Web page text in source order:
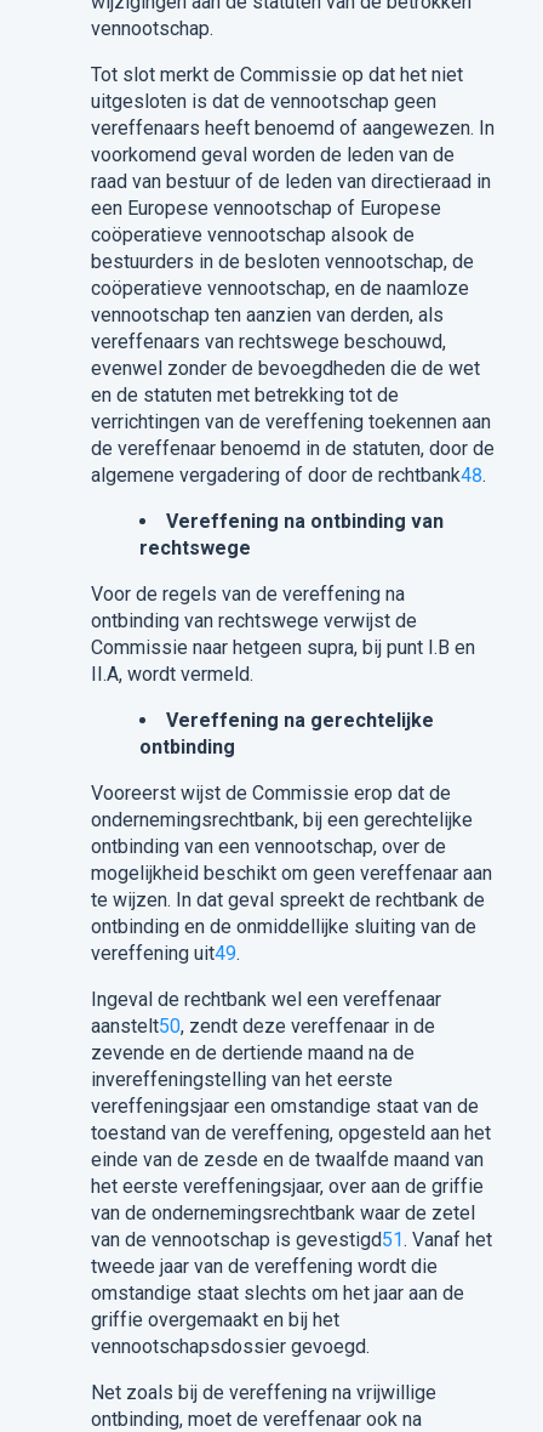
vennootschap.
Tot slot merkt de Commissie op dat het niet
uitgesloten is dat de vennootschap geen
vereffenaars heeft benoemd of aangewezen. In
voorkomend geval worden de leden van de
raad van bestuur of de leden van directieraad in
een Europese vennootschap of Europese
coöperatieve vennootschap alsook de
bestuurders in de besloten vennootschap, de
coöperatieve vennootschap, en de naamloze
vennootschap ten aanzien van derden, als
vereffenaars van rechtswege beschouwd,
evenwel zonder de bevoegdheden die de wet
en de statuten met betrekking tot de
verrichtingen van de vereffening toekennen aan
de vereffenaar benoemd in de statuten, door de
algemene vergadering of door de rechtbank48.
Vereffening na ontbinding van
rechtswege
Voor de regels van de vereffening na
ontbinding van rechtswege verwijst de
Commissie naar hetgeen supra, bij punt I.B en
II.A, wordt vermeld.
Vereffening na gerechtelijke
ontbinding
Vooreerst wijst de Commissie erop dat de
ondernemingsrechtbank, bij een gerechtelijke
ontbinding van een vennootschap, over de
mogelijkheid beschikt om geen vereffenaar aan
te wijzen. In dat geval spreekt de rechtbank de
ontbinding en de onmiddellijke sluiting van de
vereffening uit49.
Ingeval de rechtbank wel een vereffenaar
aanstelt50, zendt deze vereffenaar in de
zevende en de dertiende maand na de
invereffeningstelling van het eerste
vereffeningsjaar een omstandige staat van de
toestand van de vereffening, opgesteld aan het
einde van de zesde en de twaalfde maand van
het eerste vereffeningsjaar, over aan de griffie
van de ondernemingsrechtbank waar de zetel
van de vennootschap is gevestigd51. Vanaf het
tweede jaar van de vereffening wordt die
omstandige staat slechts om het jaar aan de
griffie overgemaakt en bij het
vennootschapsdossier gevoegd.
Net zoals bij de vereffening na vrijwillige
ontbinding, moet de vereffenaar ook na